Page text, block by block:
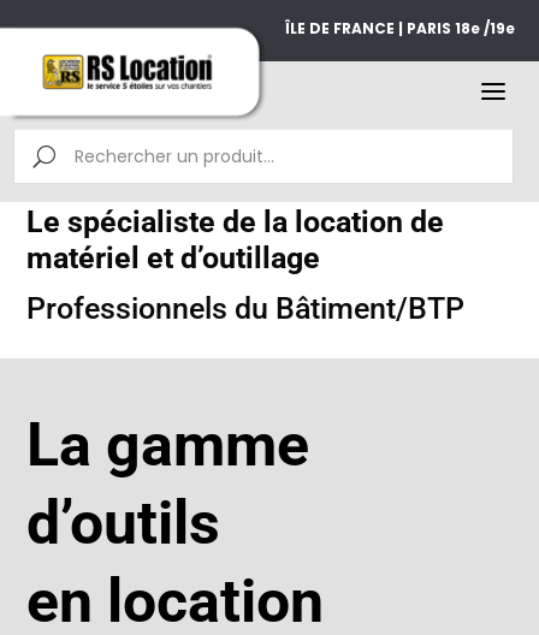
ÎLE DE FRANCE | PARIS 18e /19e
Le spécialiste de la location de
matériel et d’outillage
Professionnels du Bâtiment/BTP
La gamme
d’outils
en location